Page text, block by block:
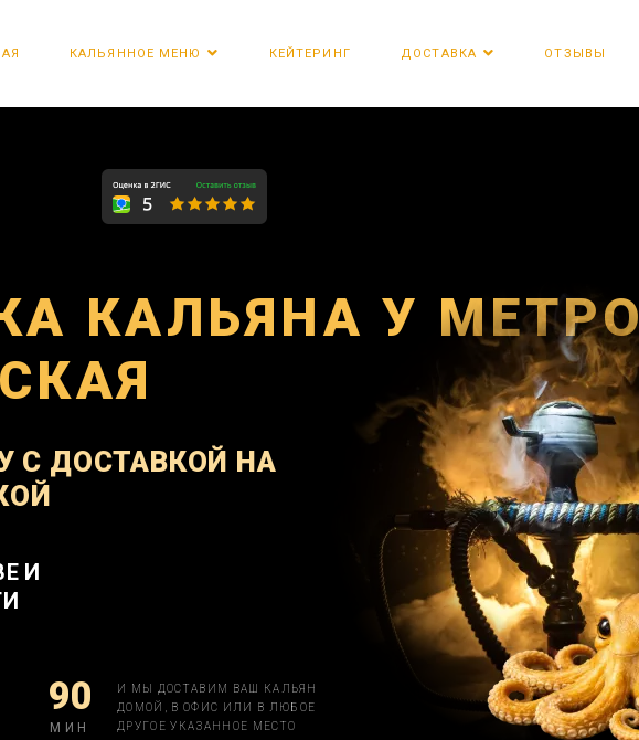
КАЛЬЯННОЕ МЕНЮ КЕЙТЕРИНГ ДОСТАВКА ОТЗЫВЫ
КАЛЬЯНА У МЕТРО
С ДОСТАВКОЙ НА
И
90
МИН
И МЫ ДОСТАВИМ ВАШ КАЛЬЯН
ДОМОЙ, В ОФИС ИЛИ В ЛЮБОЕ
ДРУГОЕ УКАЗАННОЕ МЕСТО